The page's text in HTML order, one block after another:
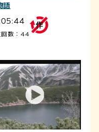
語
回数：44